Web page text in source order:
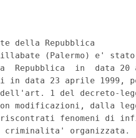
della Repubblica
(Palermo) e'
Repubblica  in  data 20
in data 23 aprile 1999,
1 del decreto-
modificazioni, dalla
fenomeni di
criminalita' organizzata.